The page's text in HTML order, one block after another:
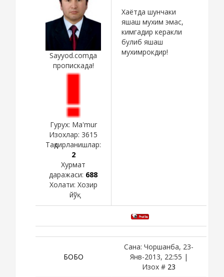
Sayyod.comда
пропискада!
Гурух: Ma'mur
Изохлар: 3615
Тақдирланишлар:
2
Хурмат
даражаси: 688
Холати: Хозир
йўқ
Хаётда шунчаки
яшаш мухим эмас,
кимгадир керакли
булиб яшаш
мухимрокдир!
БОБО
Сана: Чоршанба, 23-
Янв-2013, 22:55 |
Изох # 23